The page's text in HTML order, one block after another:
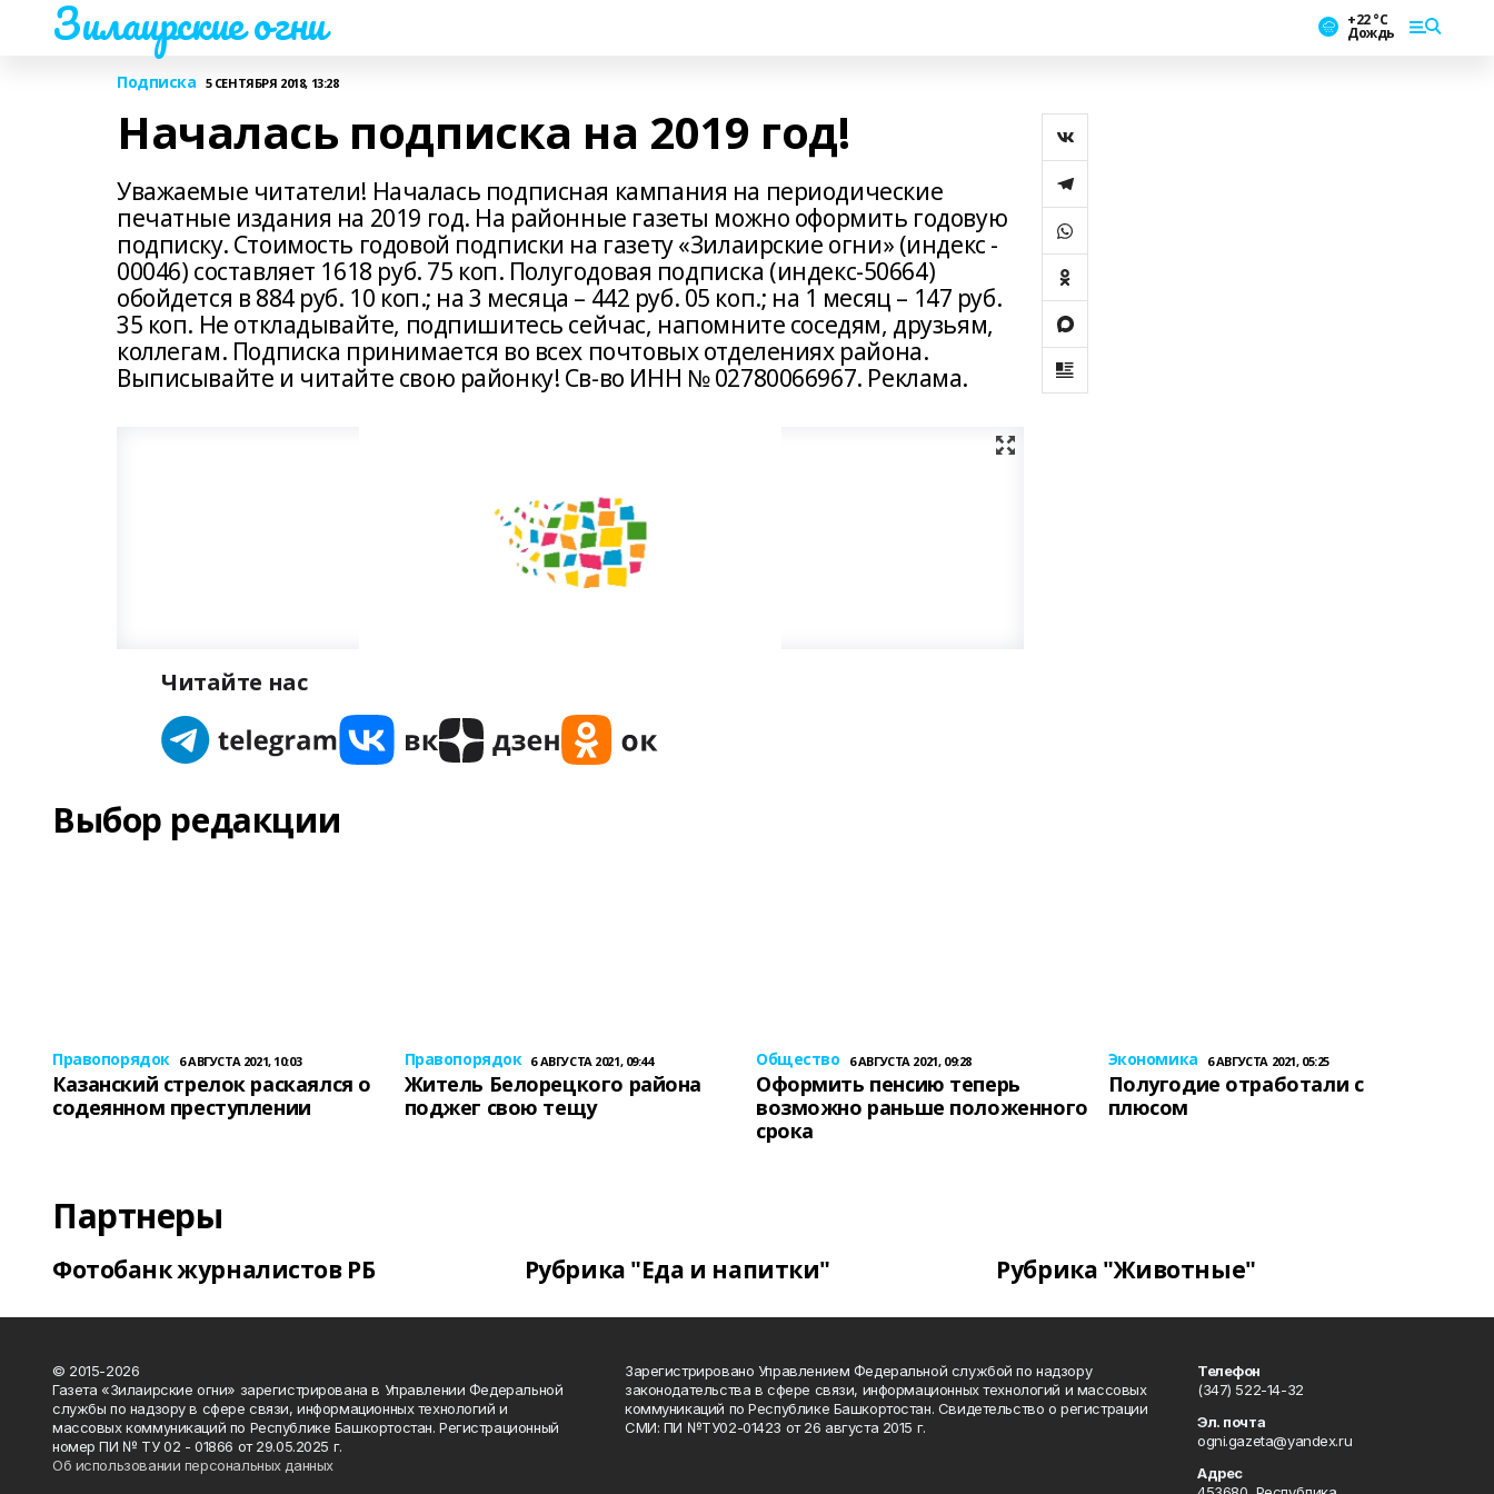
Зилаирские огни +22 °С
Дождь
Подписка 5 СЕНТЯБРЯ 2018, 13:28
Началась подписка на 2019 год!
Уважаемые читатели! Началась подписная кампания на периодические
печатные издания на 2019 год. На районные газеты можно оформить годовую
подписку. Стоимость годовой подписки на газету «Зилаирские огни» (индекс -
00046) составляет 1618 руб. 75 коп. Полугодовая подписка (индекс-50664)
обойдется в 884 руб. 10 коп.; на 3 месяца – 442 руб. 05 коп.; на 1 месяц – 147 руб.
35 коп. Не откладывайте, подпишитесь сейчас, напомните соседям, друзьям,
коллегам. Подписка принимается во всех почтовых отделениях района.
Выписывайте и читайте свою районку! Св-во ИНН № 02780066967. Реклама.
Читайте нас
Выбор редакции
Правопорядок 6 АВГУСТА 2021, 10:03
Казанский стрелок раскаялся о
содеянном преступлении
Правопорядок 6 АВГУСТА 2021, 09:44
Житель Белорецкого района
поджег свою тещу
Общество 6 АВГУСТА 2021, 09:28
Оформить пенсию теперь
возможно раньше положенного
срока
Экономика 6 АВГУСТА 2021, 05:25
Полугодие отработали с
плюсом
Партнеры
Фотобанк журналистов РБ Рубрика "Еда и напитки" Рубрика "Животные"
© 2015-2026
Газета «Зилаирские огни» зарегистрирована в Управлении Федеральной
службы по надзору в сфере связи, информационных технологий и
массовых коммуникаций по Республике Башкортостан. Регистрационный
номер ПИ № ТУ 02 - 01866 от 29.05.2025 г.
Об использовании персональных данных
Зарегистрировано Управлением Федеральной службой по надзору
законодательства в сфере связи, информационных технологий и массовых
коммуникаций по Республике Башкортостан. Свидетельство о регистрации
СМИ: ПИ №ТУ02-01423 от 26 августа 2015 г.
Телефон
(347) 522-14-32
Эл. почта
ogni.gazeta@yandex.ru
Адрес